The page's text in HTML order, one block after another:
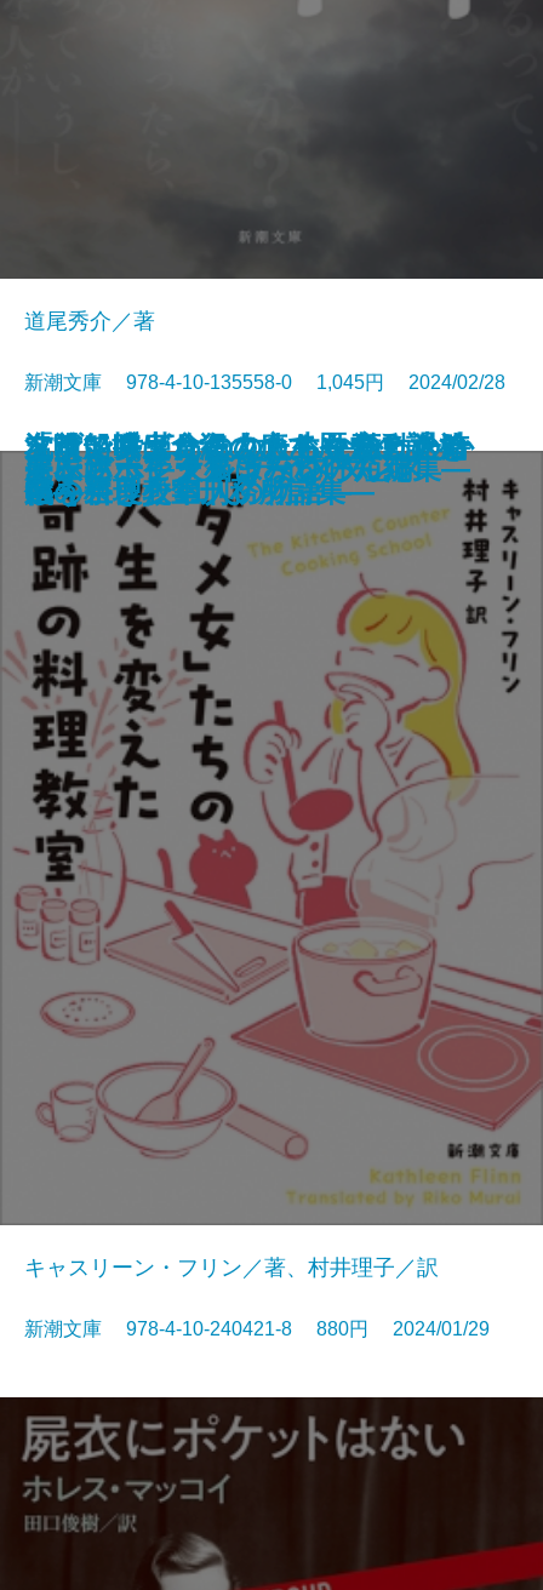
嘘があふれた世界で
巡査たちに敬礼を
希望のゆくえ
飛ぶ男
果ての海
土佐くろしお鉄道殺人事件
出版禁止 ろろるの村滞在記
TIMELESS
雷神
風神の手
道尾秀介／著
新潮文庫 978-4-10-135558-0 1,045円 2024/02/28
「ダメ女」たちの人生を変えた奇
跡の料理教室
キャスリーン・フリン／著、村井理子／訳
新潮文庫 978-4-10-240421-8 880円 2024/01/29
屍衣にポケットはない
友喰い―鬼食役人のあやかし退治
帖―
もふもふ―犬猫まみれの短編集―
フランス革命の女たち―激動の時
代を生きた11人の物語―
沈没船博士、海の底で歴史の謎を
追う
オーバーヒート
夢に迷ってタクシーを呼んだ
アンソーシャル ディスタンス
名前で呼ばれたこともなかったか
ら―奈良少年刑務所詩集―